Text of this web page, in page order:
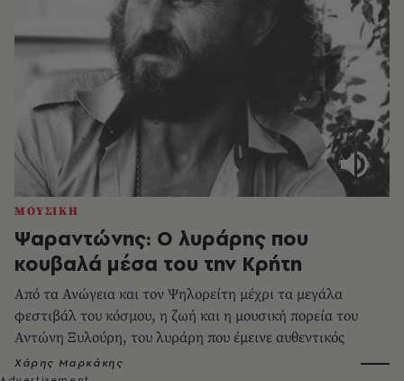
ΜΟΥΣΙΚΗ
Ψαραντώνης: Ο λυράρης που
κουβαλά μέσα του την Κρήτη
Από τα Ανώγεια και τον Ψηλορείτη μέχρι τα μεγάλα
φεστιβάλ του κόσμου, η ζωή και η μουσική πορεία του
Αντώνη Ξυλούρη, του λυράρη που έμεινε αυθεντικός
Χάρης Μαρκάκης